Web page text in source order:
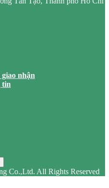
nhận
tin
Co.,Ltd. All Rights Reserved